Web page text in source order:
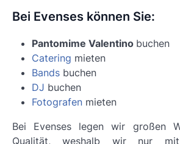
Bei Evenses können Sie:
Pantomime Valentino buchen
Catering mieten
Bands buchen
DJ buchen
Fotografen mieten
Bei Evenses legen wir großen
Qualität, weshalb wir nur mit